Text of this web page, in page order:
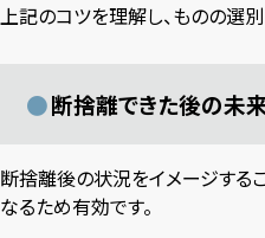
上記のコツを理解し、ものの選別
断捨離できた後の未
断捨離後の状況をイメージする
なるため有効です。